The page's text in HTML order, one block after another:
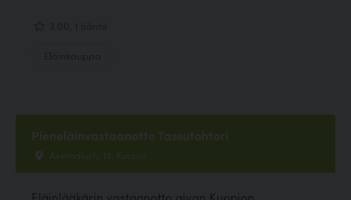
Pieneläinvastaanotto Tassutohtori
Asemakatu 14, Kuopio
Eläinlääkärin vastaanotto aivan Kuopion